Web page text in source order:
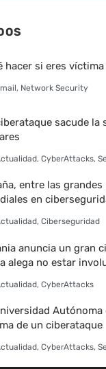
hacer si eres
, Network Security
sacude la
, CyberAttacks,
entre las
en
, Ciberseguridad
anuncia un gran
alega no estar
, CyberAttacks
Autónoma
de un ciberataque
, CyberAttacks,